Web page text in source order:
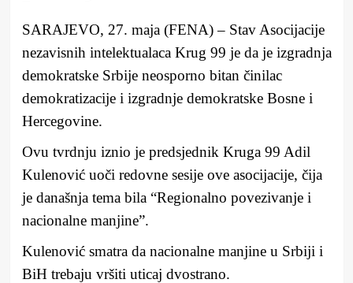
SARAJEVO, 27. maja (FENA) – Stav Asocijacije
nezavisnih intelektualaca Krug 99 je da je izgradnja
demokratske Srbije neosporno bitan činilac
demokratizacije i izgradnje demokratske Bosne i
Hercegovine.
Ovu tvrdnju iznio je predsjednik Kruga 99 Adil
Kulenović uoči redovne sesije ove asocijacije, čija
je današnja tema bila “Regionalno povezivanje i
nacionalne manjine”.
Kulenović smatra da nacionalne manjine u Srbiji i
BiH trebaju vršiti uticaj dvostrano.